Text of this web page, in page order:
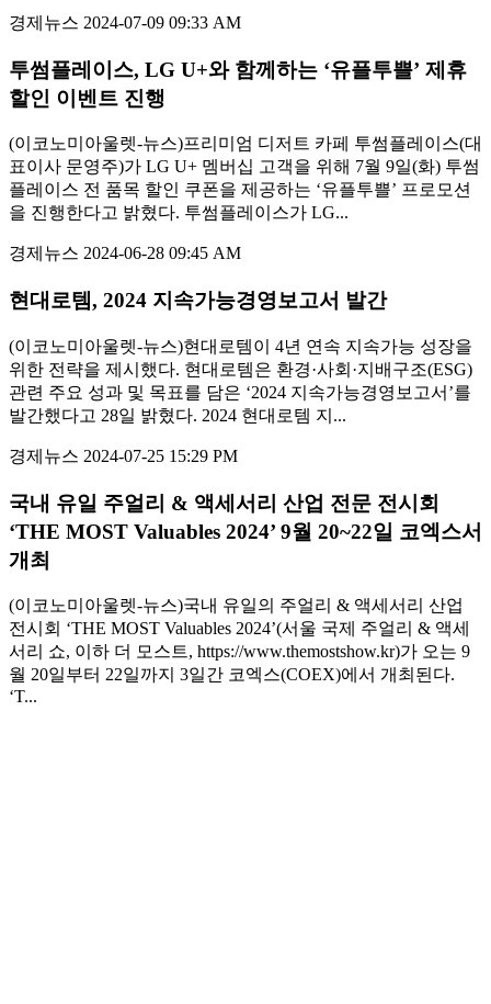
경제뉴스 2024-07-09 09:33 AM
투썸플레이스, LG U+와 함께하는 ‘유플투쁠’ 제휴
할인 이벤트 진행
(이코노미아울렛-뉴스)프리미엄 디저트 카페 투썸플레이스(대
표이사 문영주)가 LG U+ 멤버십 고객을 위해 7월 9일(화) 투썸
플레이스 전 품목 할인 쿠폰을 제공하는 ‘유플투쁠’ 프로모션
을 진행한다고 밝혔다. 투썸플레이스가 LG...
경제뉴스 2024-06-28 09:45 AM
현대로템, 2024 지속가능경영보고서 발간
(이코노미아울렛-뉴스)현대로템이 4년 연속 지속가능 성장을
위한 전략을 제시했다. 현대로템은 환경·사회·지배구조(ESG)
관련 주요 성과 및 목표를 담은 ‘2024 지속가능경영보고서’를
발간했다고 28일 밝혔다. 2024 현대로템 지...
경제뉴스 2024-07-25 15:29 PM
국내 유일 주얼리 & 액세서리 산업 전문 전시회
‘THE MOST Valuables 2024’ 9월 20~22일 코엑스서
개최
(이코노미아울렛-뉴스)국내 유일의 주얼리 & 액세서리 산업
전시회 ‘THE MOST Valuables 2024’(서울 국제 주얼리 & 액세
서리 쇼, 이하 더 모스트, https://www.themostshow.kr)가 오는 9
월 20일부터 22일까지 3일간 코엑스(COEX)에서 개최된다.
‘T...